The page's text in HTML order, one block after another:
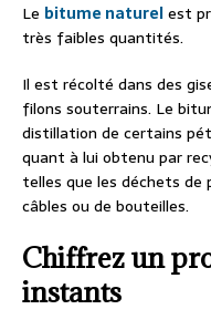
Le bitume naturelest
très faibles quantités.
Il est récolté dans des
filons souterrains. Le
distillation de certains
quant à lui obtenu par
telles que les déchets
câbles ou de bouteilles.
Chiffrez un
instants